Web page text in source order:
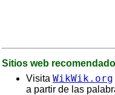
Sitios web
Visita WikWik.org
a partir de las